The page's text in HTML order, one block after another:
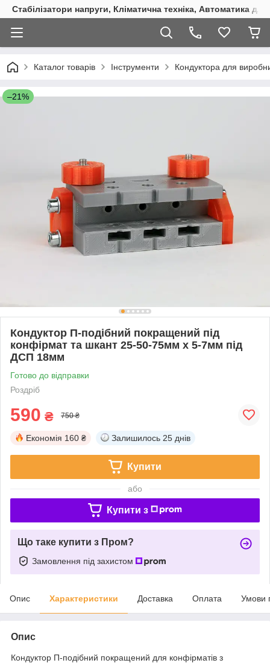
Стабілізатори напруги, Кліматична техніка, Автоматика
Каталог товарів Інструменти Кондуктора для
–21%
Кондуктор П-подібний покращений під
конфірмат та шкант 25-50-75мм х 5-7мм під
ДСП 18мм
Готово до відправки
Роздріб
590 ₴ 750 ₴
Економія 160 ₴ Залишилось 25 днів
Купити
або
Купити з
Що таке купити з Пром?
Замовлення під захистом
Опис Характеристики Доставка Оплата Умови
Опис
Кондуктор П-подібний покращений для конфірматів з